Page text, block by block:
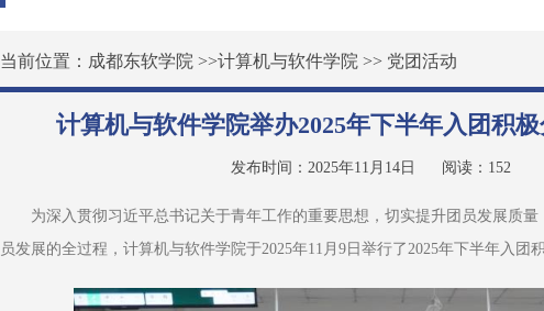
当前位置： 成都东软学院 >>计算机与软件学院 >> 党团活动
计算机与软件学院举办2025年下半年入团积
发布时间：2025年11月14日 阅读： 152
为深入贯彻习近平总书记关于青年工作的重要思想，切实提升团员发展质量
员发展的全过程，计算机与软件学院于2025年11月9日举行了2025年下半年入团